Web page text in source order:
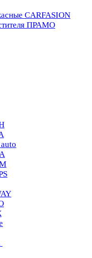
CARFASION
ПРАМО